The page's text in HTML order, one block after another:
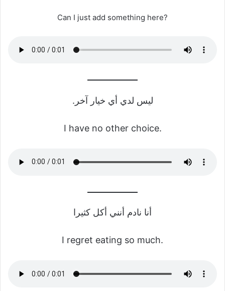
Can I just add something here?
ليس لدي أي خيار آخر.
I have no other choice.
أنا نادم أنني أكل كثيرا
I regret eating so much.